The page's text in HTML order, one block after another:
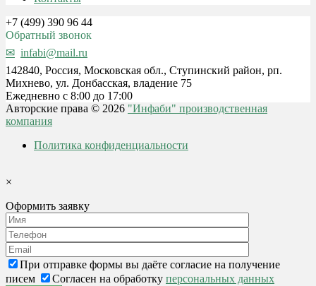
+7 (499) 390 96 44
Обратный звонок
infabi@mail.ru
142840, Россия, Московская обл., Ступинский район, рп.
Михнево, ул. Донбасская, владение 75
Ежедневно с 8:00 до 17:00
Авторские права © 2026 "Инфаби" производственная
компания
Политика конфиденциальности
×
Оформить заявку
При отправке формы вы даёте согласие на получение
писем
Согласен на обработку персональных данных